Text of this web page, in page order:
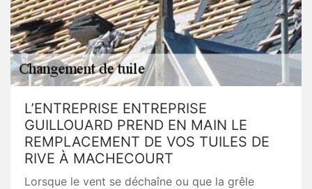
L’ENTREPRISE ENTREPRISE
GUILLOUARD PREND EN MAIN LE
REMPLACEMENT DE VOS TUILES DE
RIVE À MACHECOURT
Lorsque le vent se déchaîne ou que la grêle